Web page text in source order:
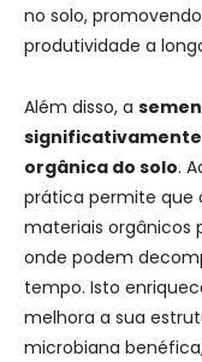
no solo,
produtividade a
Além disso, a
orgânica do solo.
prática permite que
materiais orgânicos
onde podem
tempo. Isto
melhora a sua
microbiana